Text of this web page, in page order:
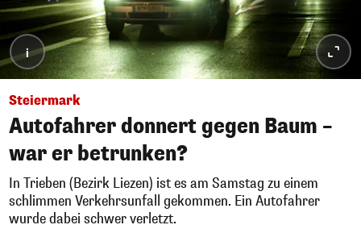
i
Steiermark
Autofahrer donnert gegen Baum –
war er betrunken?
In Trieben (Bezirk Liezen) ist es am Samstag zu einem
schlimmen Verkehrsunfall gekommen. Ein Autofahrer
wurde dabei schwer verletzt.